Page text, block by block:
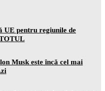
pentru regiunile de
Musk este încă cel mai